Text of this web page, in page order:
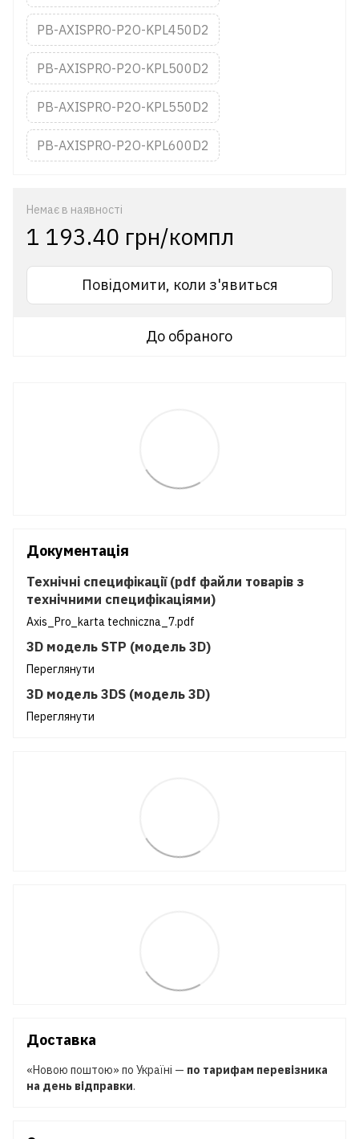
PB-AXISPRO-P2O-KPL450D2
PB-AXISPRO-P2O-KPL500D2
PB-AXISPRO-P2O-KPL550D2
PB-AXISPRO-P2O-KPL600D2
Немає в наявності
1 193.40 грн/компл
Повідомити, коли з'явиться
До обраного
Документація
Технічні специфікації (pdf файли товарів з
технічними специфікаціями)
Axis_Pro_karta techniczna_7.pdf
3D модель STP (модель 3D)
Переглянути
3D модель 3DS (модель 3D)
Переглянути
Доставка
«Новою поштою» по Україні — по тарифам перевізника
на день відправки.